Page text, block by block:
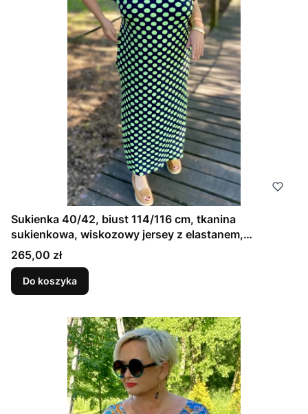
Sukienka 40/42, biust 114/116 cm, tkanina
sukienkowa, wiskozowy jersey z elastanem,
wygodna, na duży biust, GRANATOWA W ZIELONE
GROCHY
Cena
265,00 zł
Do koszyka